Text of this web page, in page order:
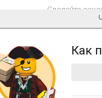
Сделайте
компенсацию
После того,
все
Как